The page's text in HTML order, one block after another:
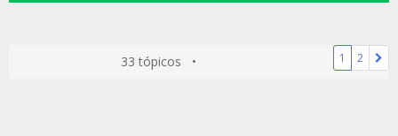
33 tópicos • 1 2